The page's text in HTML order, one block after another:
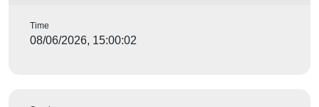
Time
08/06/2026, 15:00:02